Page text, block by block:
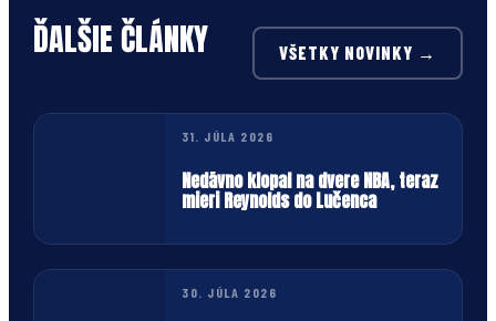
ĎALŠIE ČLÁNKY VŠETKY NOVINKY →
31. JÚLA 2026
Nedávno klopal na dvere NBA, teraz
mieri Reynolds do Lučenca
30. JÚLA 2026